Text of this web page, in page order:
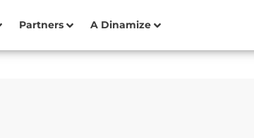
Partners A Dinamize